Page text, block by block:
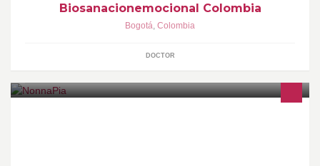
Biosanacionemocional Colombia
Bogotá, Colombia
DOCTOR